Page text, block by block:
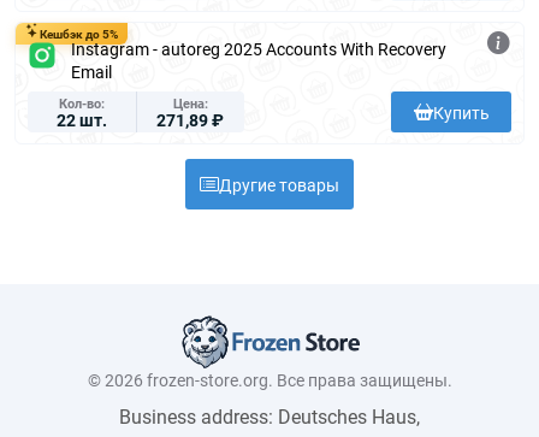
Кешбэк до 5%
Instagram - autoreg 2025 Accounts With Recovery
Email
Кол-во
22 шт.
Цена
271,89 ₽ Купить
Другие товары
© 2026 frozen-store.org. Все права защищены.
Business address: Deutsches Haus,